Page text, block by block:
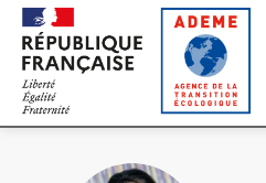
Gestion des cookies